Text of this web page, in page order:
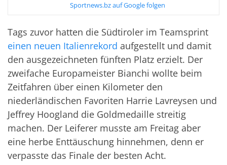
Sportnews.bz auf Google folgen
Tags zuvor hatten die Südtiroler im Teamsprint
einen neuen Italienrekord aufgestellt und damit
den ausgezeichneten fünften Platz erzielt. Der
zweifache Europameister Bianchi wollte beim
Zeitfahren über einen Kilometer den
niederländischen Favoriten Harrie Lavreysen und
Jeffrey Hoogland die Goldmedaille streitig
machen. Der Leiferer musste am Freitag aber
eine herbe Enttäuschung hinnehmen, denn er
verpasste das Finale der besten Acht.